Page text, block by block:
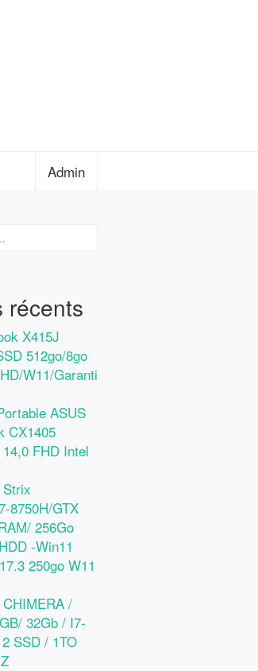
Admin
récents
X415J
512go/8go
W11/Garanti
ASUS
CX1405
FHD Intel
8750H/GTX
256Go
-Win11
250go W11
/
32Gb / I7-
SSD / 1TO